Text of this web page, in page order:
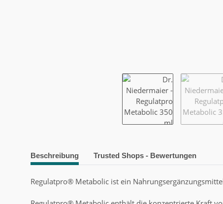
weitere Registerkarten anzeigen
Beschreibung Trusted Shops - Bewertungen
Regulatpro® Metabolic ist ein